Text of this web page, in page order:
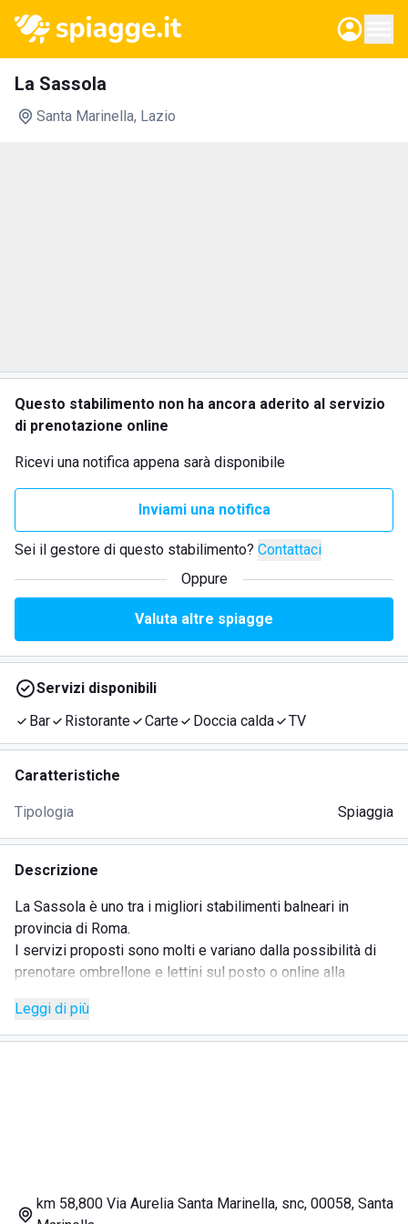
La Sassola
Santa Marinella, Lazio
Questo stabilimento non ha ancora aderito al servizio
di prenotazione online
Ricevi una notifica appena sarà disponibile
Inviami una notifica
Sei il gestore di questo stabilimento? Contattaci
Oppure
Valuta altre spiagge
Servizi disponibili
Bar
Ristorante Carte Doccia calda TV
Caratteristiche
Tipologia Spiaggia
Descrizione
La Sassola è uno tra i migliori stabilimenti balneari in
provincia di Roma.
I servizi proposti sono molti e variano dalla possibilità di
prenotare ombrellone e lettini sul posto o online alla
presente un servizio bar con possibile aperitivo sulla
spiaggia ben curata, intrattenimento e attivitàd'asporto.
Leggi di più
km 58,800 Via Aurelia Santa Marinella, snc, 00058, Santa